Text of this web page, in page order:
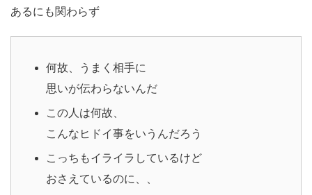
あるにも関わらず
何故、うまく相手に
思いが伝わらないんだ
この人は何故、
こんなヒドイ事をいうんだろう
こっちもイライラしているけど
おさえているのに、、